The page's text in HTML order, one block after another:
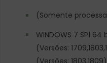
(Somente
WINDOWS 7 SP1 64
(Versões:
(Versões: 1803,1809)